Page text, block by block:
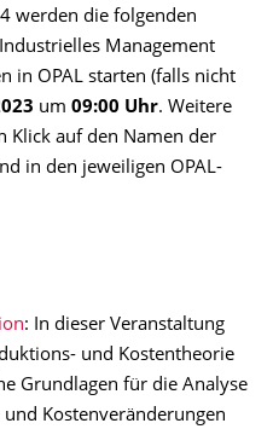
werden die folgenden
Management
in OPAL starten (falls nicht
um 09:00 Uhr. Weitere
Klick auf den Namen der
in den jeweiligen OPAL-
: In dieser Veranstaltung
und Kostentheorie
Grundlagen für die Analyse
Kostenveränderungen